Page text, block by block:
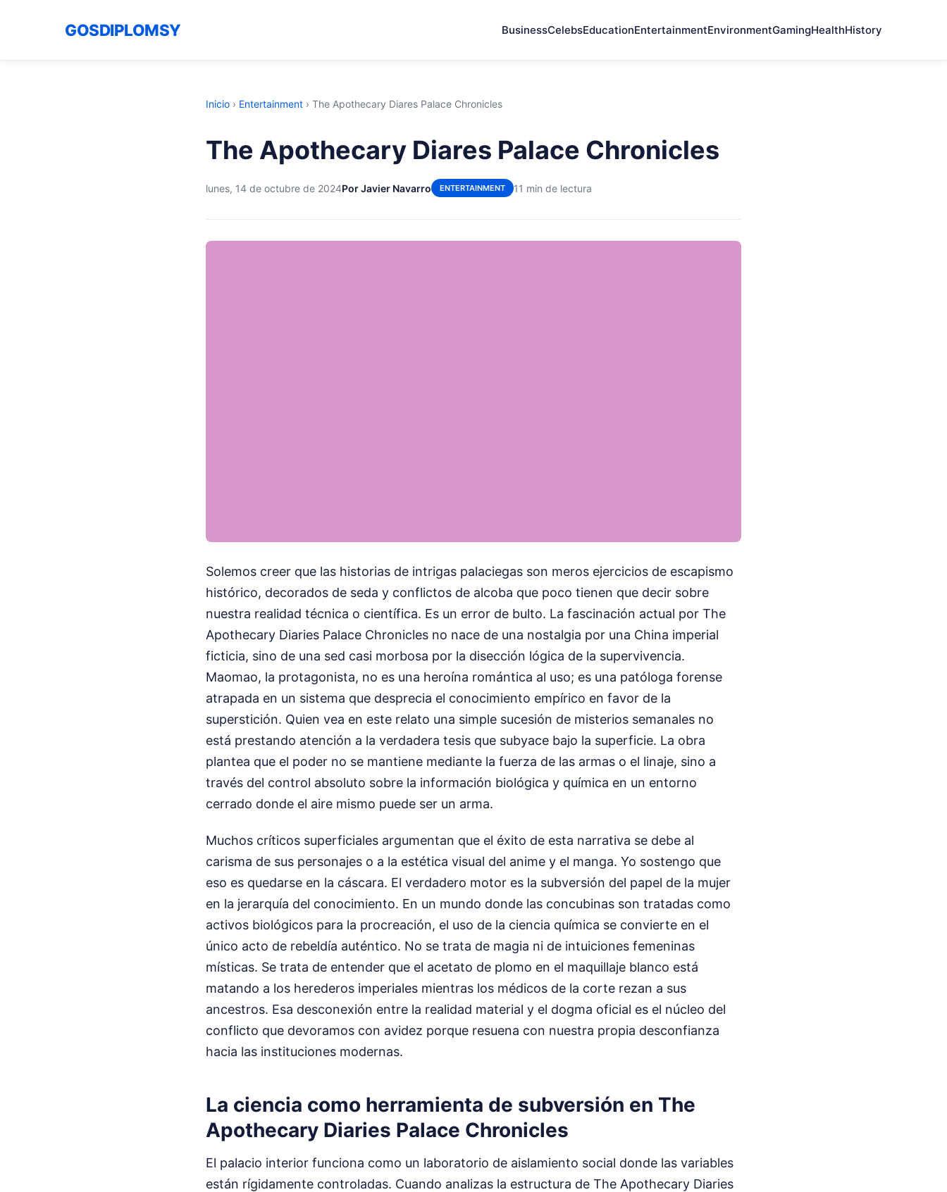
GOSDIPLOMSY BusinessCelebsEducationEntertainmentEnvironmentGamingHealthHistory
Inicio › Entertainment › The Apothecary Diares Palace Chronicles
The Apothecary Diares Palace Chronicles
lunes, 14 de octubre de 2024Por Javier Navarro ENTERTAINMENT 11 min de lectura
Solemos creer que las historias de intrigas palaciegas son meros ejercicios de escapismo
histórico, decorados de seda y conflictos de alcoba que poco tienen que decir sobre
nuestra realidad técnica o científica. Es un error de bulto. La fascinación actual por The
Apothecary Diaries Palace Chronicles no nace de una nostalgia por una China imperial
ficticia, sino de una sed casi morbosa por la disección lógica de la supervivencia.
Maomao, la protagonista, no es una heroína romántica al uso; es una patóloga forense
atrapada en un sistema que desprecia el conocimiento empírico en favor de la
superstición. Quien vea en este relato una simple sucesión de misterios semanales no
está prestando atención a la verdadera tesis que subyace bajo la superficie. La obra
plantea que el poder no se mantiene mediante la fuerza de las armas o el linaje, sino a
través del control absoluto sobre la información biológica y química en un entorno
cerrado donde el aire mismo puede ser un arma.
Muchos críticos superficiales argumentan que el éxito de esta narrativa se debe al
carisma de sus personajes o a la estética visual del anime y el manga. Yo sostengo que
eso es quedarse en la cáscara. El verdadero motor es la subversión del papel de la mujer
en la jerarquía del conocimiento. En un mundo donde las concubinas son tratadas como
activos biológicos para la procreación, el uso de la ciencia química se convierte en el
único acto de rebeldía auténtico. No se trata de magia ni de intuiciones femeninas
místicas. Se trata de entender que el acetato de plomo en el maquillaje blanco está
matando a los herederos imperiales mientras los médicos de la corte rezan a sus
ancestros. Esa desconexión entre la realidad material y el dogma oficial es el núcleo del
conflicto que devoramos con avidez porque resuena con nuestra propia desconfianza
hacia las instituciones modernas.
La ciencia como herramienta de subversión en The
Apothecary Diaries Palace Chronicles
El palacio interior funciona como un laboratorio de aislamiento social donde las variables
están rígidamente controladas. Cuando analizas la estructura de The Apothecary Diaries